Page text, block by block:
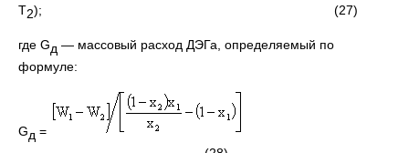
Т2); (27)
где Gд — массовый расход ДЭГа, определяемый по
формуле:
Gд =